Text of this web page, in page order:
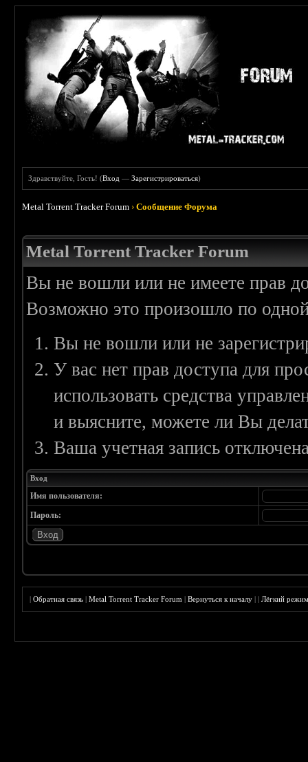
Здравствуйте, Гость! (Вход —Зарегистрироваться)
Metal Torrent Tracker Forum ›Сообщение Форума
Metal Torrent Tracker Forum
Вы не вошли или не имеете прав
Возможно это произошло по
Вы не вошли или не
У вас нет прав доступа для
использовать средства
и выясните, можете ли Вы
Ваша учетная запись
Вход
Имя пользователя:
Пароль:
|Обратная связь |Metal Torrent Tracker Forum |Вернуться к началу ||Лёгкий